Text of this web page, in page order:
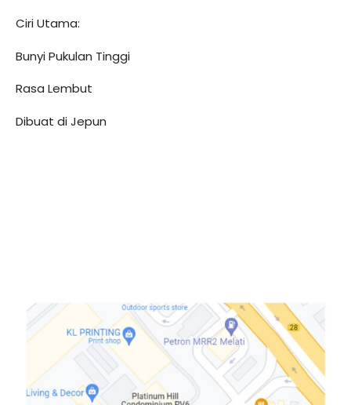
Ciri Utama:
Bunyi Pukulan Tinggi
Rasa Lembut
Dibuat di Jepun